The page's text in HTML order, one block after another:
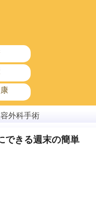
外科手術
できる週末の簡単